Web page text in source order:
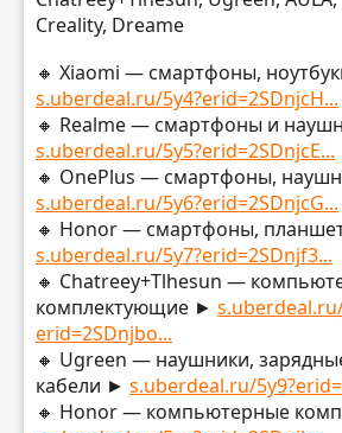
Creality, Dreame
🔸 Xiaomi — смартфоны,
s.uberdeal.ru/5y4?erid=2SDnjcH...
🔸 Realme — смартфоны и
s.uberdeal.ru/5y5?erid=2SDnjcE...
🔸 OnePlus — смартфоны,
s.uberdeal.ru/5y6?erid=2SDnjcG...
🔸 Honor — смартфоны,
s.uberdeal.ru/5y7?erid=2SDnjf3...
🔸 Chatreey+Tlhesun —
комплектующие ►
erid=2SDnjbo...
🔸 Ugreen — наушники,
кабели ► s.uberdeal.ru/
🔸 Honor — компьютерные